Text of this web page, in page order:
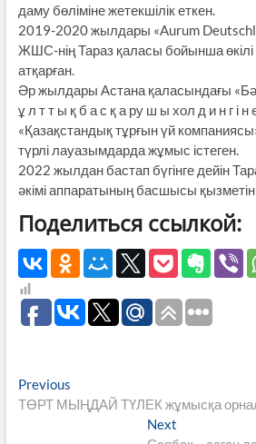
даму бөліміне жетекшілік еткен.
2019-2020 жылдары «Aurum
ЖШС-нің Тараз қаласы бойынша өкілі
атқарған.
Әр жылдары Астана қаласындағы
ұ л т т ы қ б а с қ а ру ш ы хол д и н г і н
«Қазақстандық тұрғын үй
түрлі лауазымдарда жұмыс істеген.
2022 жылдан бастап бүгінге дейін
әкімі аппаратының басшысы қызметін
Поделиться ссылкой:
Навигация
по
PreviousPrevious
post:
ТӨРТ МЫҢДАЙ ТҮЛЕК жұмысқа
Next